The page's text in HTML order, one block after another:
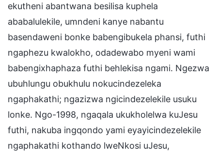
ekutheni abantwana besilisa kuphela
ababalulekile, umndeni kanye nabantu
basendaweni bonke babengibukela phansi, futhi
ngaphezu kwalokho, odadewabo myeni wami
babengixhaphaza futhi behlekisa ngami. Ngezwa
ubuhlungu obukhulu nokucindezeleka
ngaphakathi; ngazizwa ngicindezelekile usuku
lonke. Ngo-1998, ngaqala ukukholelwa kuJesu
futhi, nakuba ingqondo yami eyayicindezelekile
ngaphakathi kothando lweNkosi uJesu,